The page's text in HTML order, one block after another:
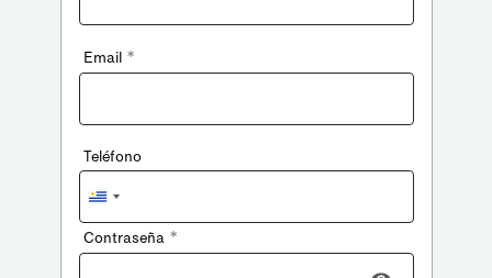
Email *
Teléfono
Uruguay
+598
Contraseña *